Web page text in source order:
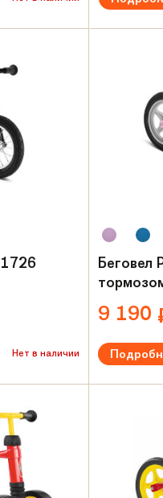
лет
1726
Нет в наличии
лет
Беговел
9 190